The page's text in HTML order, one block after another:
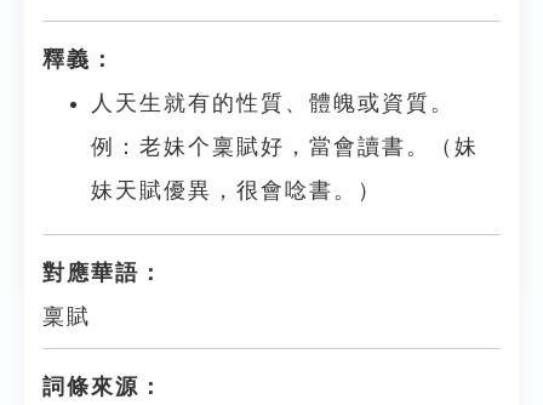
釋義：
人天生就有的性質、體魄或資質。
例：老妹个稟賦好，當會讀書。（妹
妹天賦優異，很會唸書。）
對應華語：
稟賦
詞條來源：